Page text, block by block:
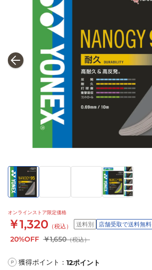
オンラインストア限定価格
￥1,320 （税込） 送料別 店舗受取で送料無料
20%OFF ￥1,650（税込）
P 獲得ポイント： 12ポイント